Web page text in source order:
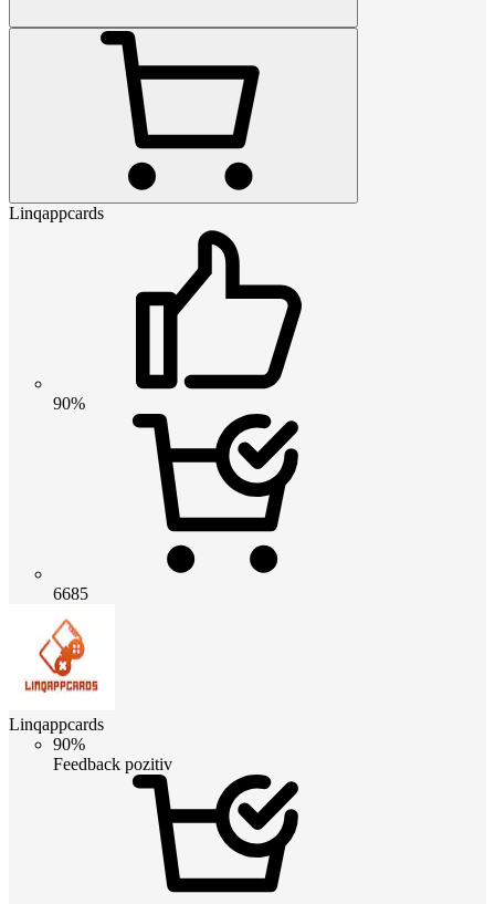
Linqappcards
90%
6685
Linqappcards
90%
Feedback pozitiv